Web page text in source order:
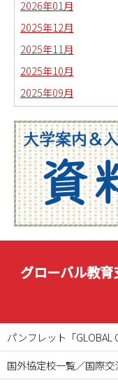
2026年01月
2025年12月
2025年11月
2025年10月
2025年09月
2025年07月
2025年06月
2025年05月
2025年04月
2025年03月
2025年02月
2025年01月
2024年10月
2024年09月
2024年08月
グローバル教
パンフレット「GLOBAL
国外協定校一覧／国際交